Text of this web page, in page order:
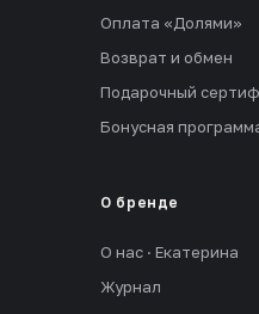
Оплата «Долями»
Возврат и обмен
Подарочный
Бонусная
О бренде
О нас · Екатерина
Журнал